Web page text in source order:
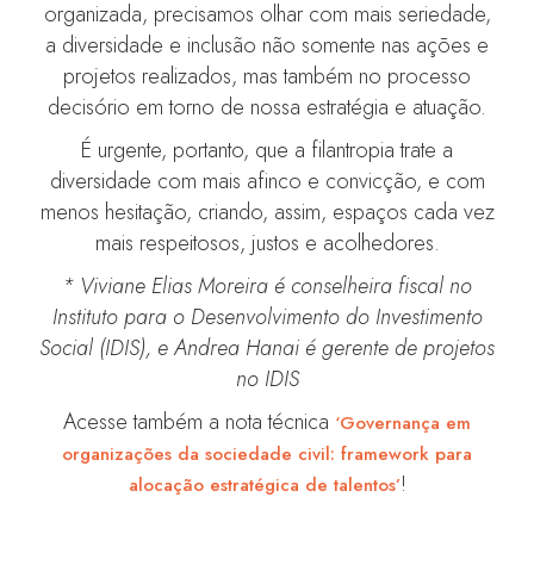
organizada, precisamos olhar com mais seriedade,
a diversidade e inclusão não somente nas ações e
projetos realizados, mas também no processo
decisório em torno de nossa estratégia e atuação.
É urgente, portanto, que a filantropia trate a
diversidade com mais afinco e convicção, e com
menos hesitação, criando, assim, espaços cada vez
mais respeitosos, justos e acolhedores.
* Viviane Elias Moreira é conselheira fiscal no
Instituto para o Desenvolvimento do Investimento
Social (IDIS), e Andrea Hanai é gerente de projetos
no IDIS
Acesse também a nota técnica ‘Governança em
organizações da sociedade civil: framework para
alocação estratégica de talentos’!